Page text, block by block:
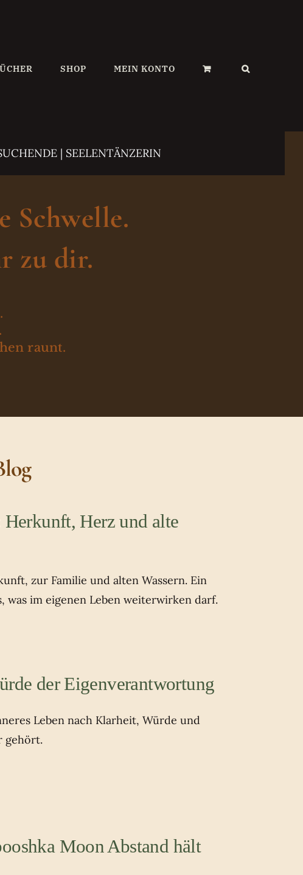
SHOP MEIN KONTO
| SEELENTÄNZERIN
Schwelle.
zu dir.
raunt.
Herz und alte
zur Familie und alten Wassern. Ein
was im eigenen Leben weiterwirken darf.
der Eigenverantwortung
Leben nach Klarheit, Würde und
gehört.
Moon Abstand hält